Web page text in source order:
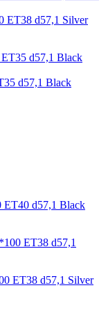
ET38 d57,1 Silver
d57,1 Black
d57,1 Black
ET38 d57,1 Silver